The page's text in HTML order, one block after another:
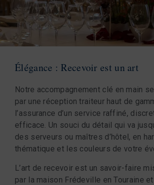
Élégance : Recevoir est un art
Notre accompagnement clé en main
par une réception traiteur haut de
l’assurance d’un service raffiné,
efficace. Un souci du détail qui va
des serveurs ou maîtres d’hôtel, en
thématique et les couleurs de votre
L’art de recevoir est un savoir-faire
par la maison Frédeville en Touraine